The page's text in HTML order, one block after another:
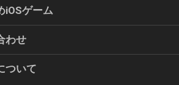
iOSゲーム
わせ
ついて